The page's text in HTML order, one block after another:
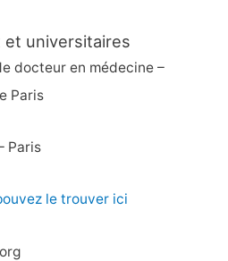
et universitaires
docteur en médecine –
Paris
Paris
le trouver ici